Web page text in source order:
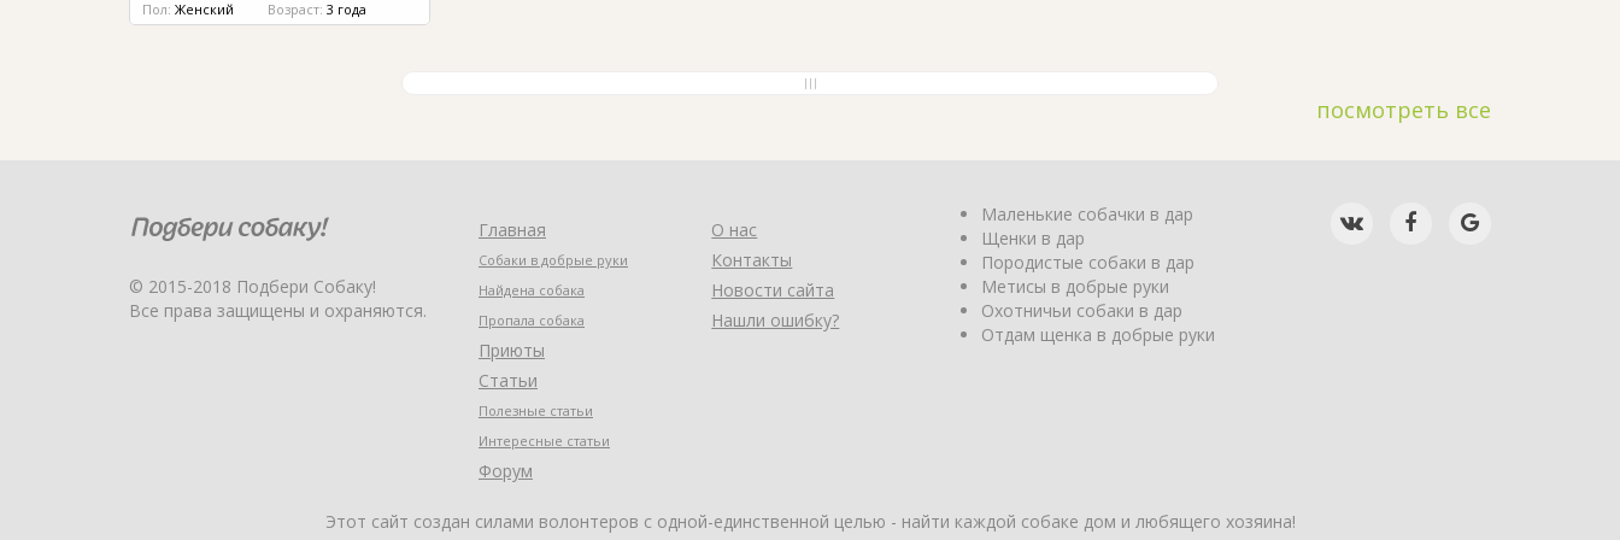
Пол: Женский Возраст: 3 года
посмотреть все
© 2015-2018 Подбери Собаку!
Все права защищены и охраняются.
Главная
Собаки в добрые руки
Найдена собака
Пропала собака
Приюты
Статьи
Полезные статьи
Интересные статьи
Форум
О нас
Контакты
Новости сайта
Нашли ошибку?
Маленькие собачки в дар
Щенки в дар
Породистые собаки в дар
Метисы в добрые руки
Охотничьи собаки в дар
Отдам щенка в добрые руки
Этот сайт создан силами волонтеров с одной-единственной целью - найти каждой собаке дом и любящего хозяина!